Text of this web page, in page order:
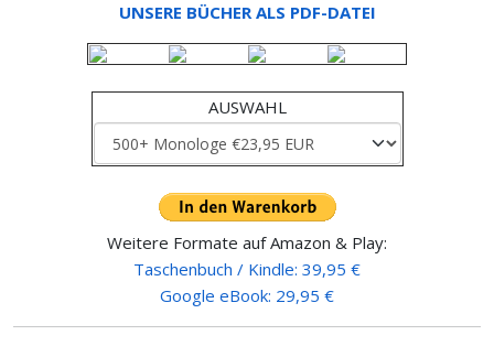
UNSERE BÜCHER ALS PDF-DATEI
AUSWAHL
Weitere Formate auf Amazon & Play:
Taschenbuch / Kindle: 39,95 €
Google eBook: 29,95 €